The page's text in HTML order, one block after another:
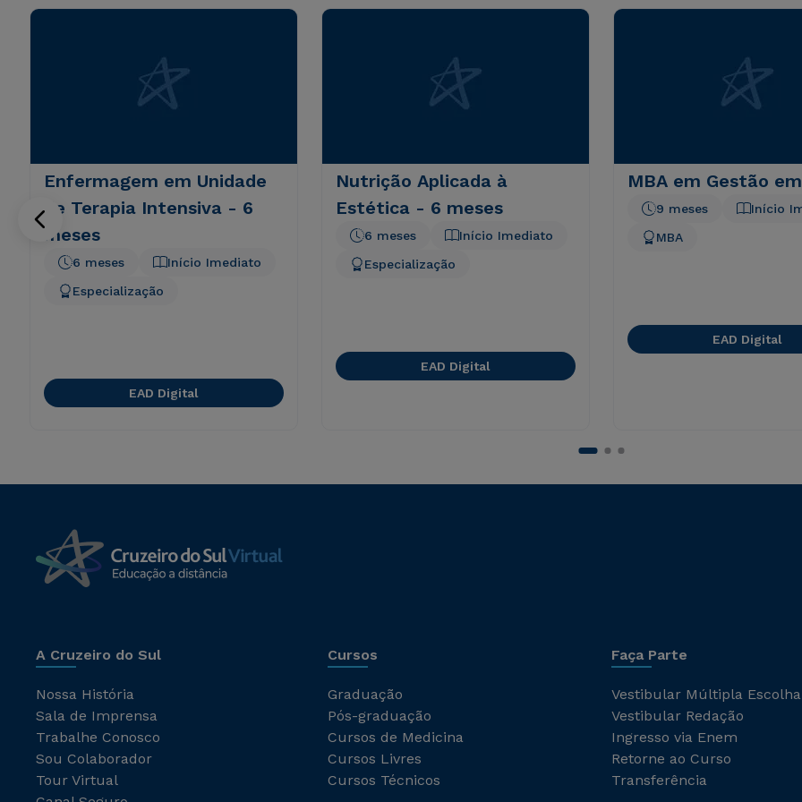
Enfermagem em Unidade
de Terapia Intensiva - 6
meses
Início Imediato
6 meses
Especialização
EAD Digital
Nutrição Aplicada à
Estética - 6 meses
Início Imediato
6 meses
Especialização
EAD Digital
MBA em Gestão
Início
9 meses
MBA
EAD Digital
A Cruzeiro do Sul
Nossa História
Sala de Imprensa
Trabalhe Conosco
Sou Colaborador
Tour Virtual
Cursos
Graduação
Pós-graduação
Cursos de Medicina
Cursos Livres
Cursos Técnicos
Faça Parte
Vestibular Múltipla Escolha
Vestibular Redação
Ingresso via Enem
Retorne ao Curso
Transferência